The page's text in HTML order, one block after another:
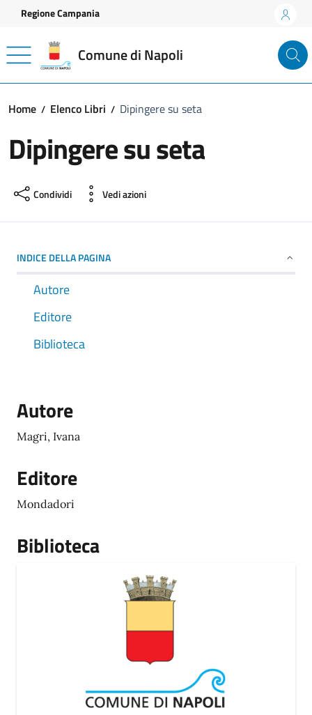
Vai ai contenuti
Vai al footer
Regione Campania
Comune di Napoli
Home Elenco Libri Dipingere su seta
Dipingere su seta
Condividi Vedi azioni
INDICE DELLA PAGINA
Autore
Editore
Biblioteca
Autore
Magri, Ivana
Editore
Mondadori
Biblioteca